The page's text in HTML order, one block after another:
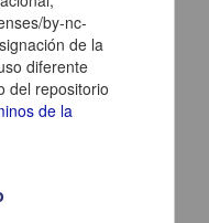
by-nc-
de la
diferente
del repositorio
de la